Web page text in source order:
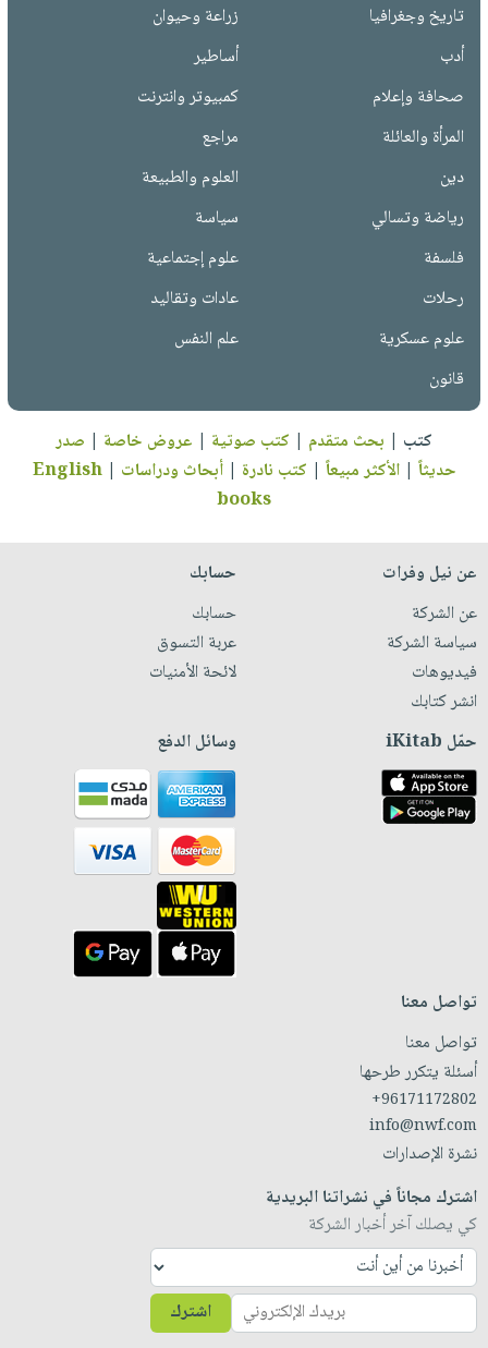
تاريخ وجغرافيا
زراعة وحيوان
أدب
أساطير
صحافة وإعلام
كمبيوتر وانترنت
المرأة والعائلة
مراجع
دين
العلوم والطبيعة
رياضة وتسالي
سياسة
فلسفة
علوم إجتماعية
رحلات
عادات وتقاليد
علوم عسكرية
علم النفس
قانون
كتب | بحث متقدم | كتب صوتية | عروض خاصة | صدر
حديثاً |الأكثر مبيعاً | كتب نادرة |أبحاث ودراسات |
English
books
عن نيل وفرات
عن الشركة
سياسة الشركة
فيديوهات
انشر كتابك
حسابك
حسابك
عربة التسوق
لائحة الأمنيات
حمّل iKitab وسائل الدفع
تواصل معنا
تواصل معنا
أسئلة يتكرر طرحها
+96171172802
info@nwf.com
نشرة الإصدارات
اشترك مجاناً في نشراتنا البريدية
كي يصلك آخر أخبار الشركة
اشترك